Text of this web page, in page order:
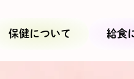
保健について 給食